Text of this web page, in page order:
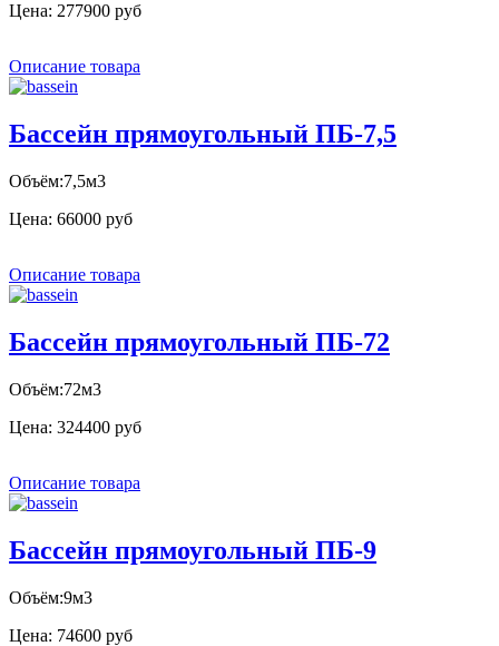
Цена: 277900 руб
Описание товара
Бассейн прямоугольный ПБ-7,5
Объём:7,5м3
Цена: 66000 руб
Описание товара
Бассейн прямоугольный ПБ-72
Объём:72м3
Цена: 324400 руб
Описание товара
Бассейн прямоугольный ПБ-9
Объём:9м3
Цена: 74600 руб